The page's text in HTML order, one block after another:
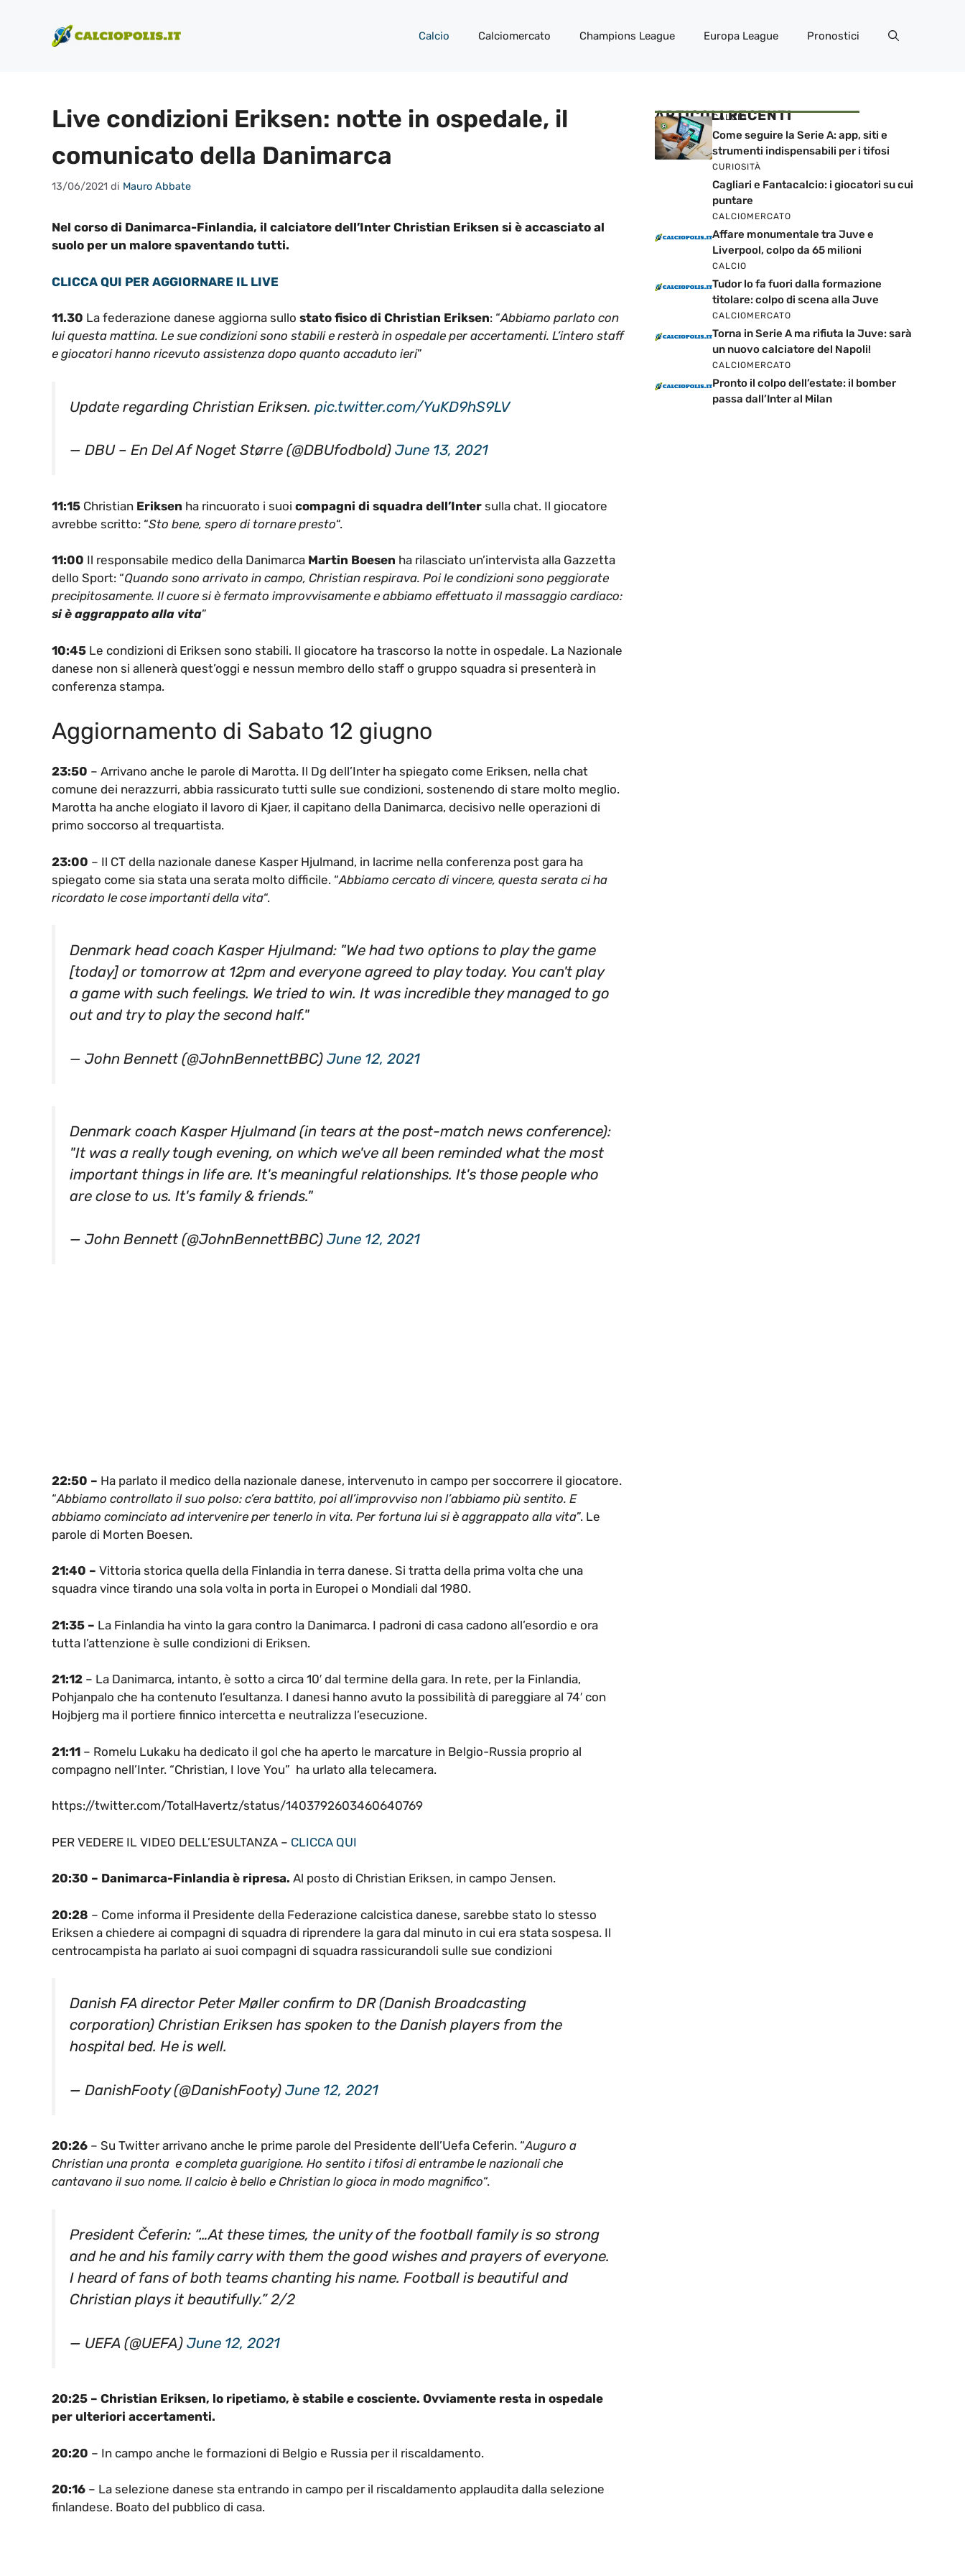
contenuto
Calcio Calciomercato Champions League Europa League Pronostici
Live condizioni Eriksen: notte in ospedale, il
comunicato della Danimarca
13/06/2021 di Mauro Abbate
Nel corso di Danimarca-Finlandia, il calciatore dell’Inter Christian Eriksen si è accasciato al
suolo per un malore spaventando tutti.
CLICCA QUI PER AGGIORNARE IL LIVE
11.30 La federazione danese aggiorna sullo stato fisico di Christian Eriksen: “Abbiamo parlato con
lui questa mattina. Le sue condizioni sono stabili e resterà in ospedale per accertamenti. L’intero staff
e giocatori hanno ricevuto assistenza dopo quanto accaduto ieri”
Update regarding Christian Eriksen. pic.twitter.com/YuKD9hS9LV
— DBU – En Del Af Noget Større (@DBUfodbold) June 13, 2021
11:15 Christian Eriksen ha rincuorato i suoi compagni di squadra dell’Inter sulla chat. Il giocatore
avrebbe scritto: “Sto bene, spero di tornare presto“.
11:00 Il responsabile medico della Danimarca Martin Boesen ha rilasciato un’intervista alla Gazzetta
dello Sport: “Quando sono arrivato in campo, Christian respirava. Poi le condizioni sono peggiorate
precipitosamente. Il cuore si è fermato improvvisamente e abbiamo effettuato il massaggio cardiaco:
si è aggrappato alla vita”
10:45 Le condizioni di Eriksen sono stabili. Il giocatore ha trascorso la notte in ospedale. La Nazionale
danese non si allenerà quest’oggi e nessun membro dello staff o gruppo squadra si presenterà in
conferenza stampa.
Aggiornamento di Sabato 12 giugno
23:50 – Arrivano anche le parole di Marotta. Il Dg dell’Inter ha spiegato come Eriksen, nella chat
comune dei nerazzurri, abbia rassicurato tutti sulle sue condizioni, sostenendo di stare molto meglio.
Marotta ha anche elogiato il lavoro di Kjaer, il capitano della Danimarca, decisivo nelle operazioni di
primo soccorso al trequartista.
23:00 – Il CT della nazionale danese Kasper Hjulmand, in lacrime nella conferenza post gara ha
spiegato come sia stata una serata molto difficile. “Abbiamo cercato di vincere, questa serata ci ha
ricordato le cose importanti della vita“.
Denmark head coach Kasper Hjulmand: "We had two options to play the game
[today] or tomorrow at 12pm and everyone agreed to play today. You can't play
a game with such feelings. We tried to win. It was incredible they managed to go
out and try to play the second half."
— John Bennett (@JohnBennettBBC) June 12, 2021
Denmark coach Kasper Hjulmand (in tears at the post-match news conference):
"It was a really tough evening, on which we've all been reminded what the most
important things in life are. It's meaningful relationships. It's those people who
are close to us. It's family & friends."
— John Bennett (@JohnBennettBBC) June 12, 2021
22:50 – Ha parlato il medico della nazionale danese, intervenuto in campo per soccorrere il giocatore.
“Abbiamo controllato il suo polso: c’era battito, poi all’improvviso non l’abbiamo più sentito. E
abbiamo cominciato ad intervenire per tenerlo in vita. Per fortuna lui si è aggrappato alla vita”. Le
parole di Morten Boesen.
21:40 – Vittoria storica quella della Finlandia in terra danese. Si tratta della prima volta che una
squadra vince tirando una sola volta in porta in Europei o Mondiali dal 1980.
21:35 – La Finlandia ha vinto la gara contro la Danimarca. I padroni di casa cadono all’esordio e ora
tutta l’attenzione è sulle condizioni di Eriksen.
21:12 – La Danimarca, intanto, è sotto a circa 10′ dal termine della gara. In rete, per la Finlandia,
Pohjanpalo che ha contenuto l’esultanza. I danesi hanno avuto la possibilità di pareggiare al 74′ con
Hojbjerg ma il portiere finnico intercetta e neutralizza l’esecuzione.
21:11 – Romelu Lukaku ha dedicato il gol che ha aperto le marcature in Belgio-Russia proprio al
compagno nell’Inter. “Christian, I love You” ha urlato alla telecamera.
https://twitter.com/TotalHavertz/status/1403792603460640769
PER VEDERE IL VIDEO DELL’ESULTANZA – CLICCA QUI
20:30 – Danimarca-Finlandia è ripresa. Al posto di Christian Eriksen, in campo Jensen.
20:28 – Come informa il Presidente della Federazione calcistica danese, sarebbe stato lo stesso
Eriksen a chiedere ai compagni di squadra di riprendere la gara dal minuto in cui era stata sospesa. Il
centrocampista ha parlato ai suoi compagni di squadra rassicurandoli sulle sue condizioni
Danish FA director Peter Møller confirm to DR (Danish Broadcasting
corporation) Christian Eriksen has spoken to the Danish players from the
hospital bed. He is well.
— DanishFooty (@DanishFooty) June 12, 2021
20:26 – Su Twitter arrivano anche le prime parole del Presidente dell’Uefa Ceferin. “Auguro a
Christian una pronta e completa guarigione. Ho sentito i tifosi di entrambe le nazionali che
cantavano il suo nome. Il calcio è bello e Christian lo gioca in modo magnifico“.
President Čeferin: “…At these times, the unity of the football family is so strong
and he and his family carry with them the good wishes and prayers of everyone.
I heard of fans of both teams chanting his name. Football is beautiful and
Christian plays it beautifully.” 2/2
— UEFA (@UEFA) June 12, 2021
20:25 – Christian Eriksen, lo ripetiamo, è stabile e cosciente. Ovviamente resta in ospedale
per ulteriori accertamenti.
20:20 – In campo anche le formazioni di Belgio e Russia per il riscaldamento.
20:16 – La selezione danese sta entrando in campo per il riscaldamento applaudita dalla selezione
finlandese. Boato del pubblico di casa.
ARTICOLI RECENTI
CALCIO
Come seguire la Serie A: app, siti e
strumenti indispensabili per i tifosi
CURIOSITÀ
Cagliari e Fantacalcio: i giocatori su cui
puntare
CALCIOMERCATO
Affare monumentale tra Juve e
Liverpool, colpo da 65 milioni
CALCIO
Tudor lo fa fuori dalla formazione
titolare: colpo di scena alla Juve
CALCIOMERCATO
Torna in Serie A ma rifiuta la Juve: sarà
un nuovo calciatore del Napoli!
CALCIOMERCATO
Pronto il colpo dell’estate: il bomber
passa dall’Inter al Milan